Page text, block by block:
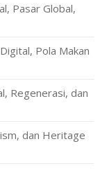
Pasar Global,
Pola Makan
Regenerasi, dan
dan Heritage